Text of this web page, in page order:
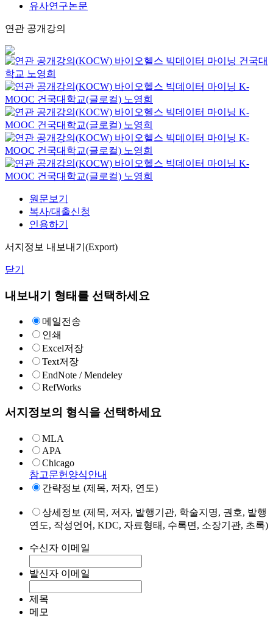
유사연구논문
연관 공개강의
바이오헬스 빅데이터 마이닝 건국대
학교 노영희
바이오헬스 빅데이터 마이닝 K-
MOOC 건국대학교(글로컬) 노영희
바이오헬스 빅데이터 마이닝 K-
MOOC 건국대학교(글로컬) 노영희
바이오헬스 빅데이터 마이닝 K-
MOOC 건국대학교(글로컬) 노영희
바이오헬스 빅데이터 마이닝 K-
MOOC 건국대학교(글로컬) 노영희
원문보기
복사/대출신청
인용하기
서지정보 내보내기(Export)
닫기
내보내기 형태를 선택하세요
메일전송
인쇄
Excel저장
Text저장
EndNote / Mendeley
RefWorks
서지정보의 형식을 선택하세요
MLA
APA
Chicago
참고문헌양식안내
간략정보 (제목, 저자, 연도)
상세정보 (제목, 저자, 발행기관, 학술지명, 권호, 발행
연도, 작성언어, KDC, 자료형태, 수록면, 소장기관, 초록)
수신자 이메일
발신자 이메일
제목
메모